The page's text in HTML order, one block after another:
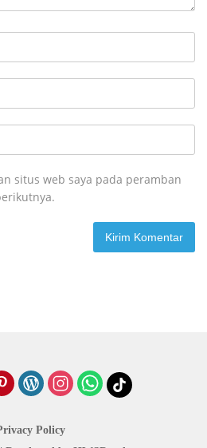
situs web saya pada peramban
Policy